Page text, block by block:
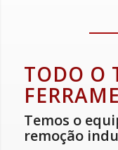
TODO O
Temos o
remoção